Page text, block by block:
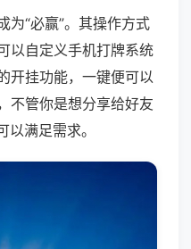
为“必赢”。其操作方式
以自定义手机打牌系统
开挂功能，一键便可以
不管你是想分享给好友
满足需求。